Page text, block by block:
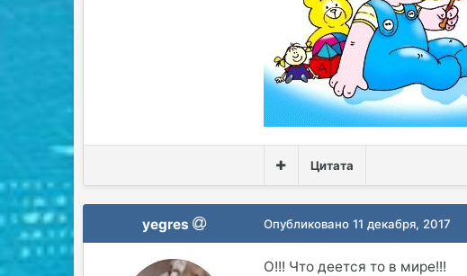
Цитата
yegres Опубликовано11 декабря, 2017
О!!! Что деется то в мире!!!